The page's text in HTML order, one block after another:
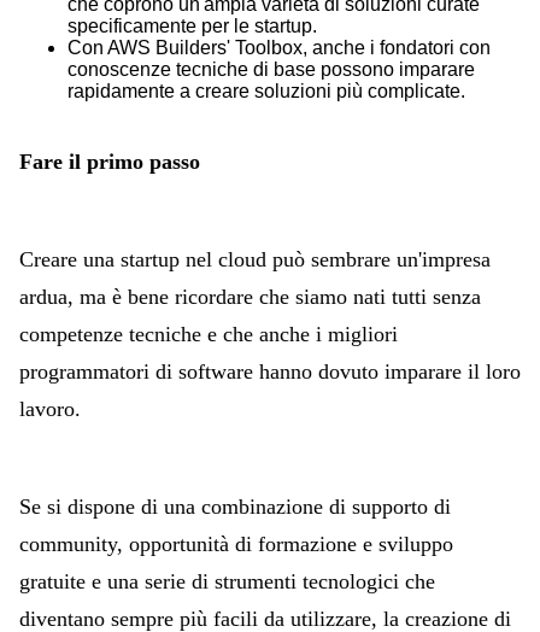
che coprono un'ampia varietà di soluzioni curate
specificamente per le startup.
Con AWS Builders' Toolbox, anche i fondatori con
conoscenze tecniche di base possono imparare
rapidamente a creare soluzioni più complicate.
Fare il primo passo
Creare una startup nel cloud può sembrare un'impresa
ardua, ma è bene ricordare che siamo nati tutti senza
competenze tecniche e che anche i migliori
programmatori di software hanno dovuto imparare il loro
lavoro.
Se si dispone di una combinazione di supporto di
community, opportunità di formazione e sviluppo
gratuite e una serie di strumenti tecnologici che
diventano sempre più facili da utilizzare, la creazione di